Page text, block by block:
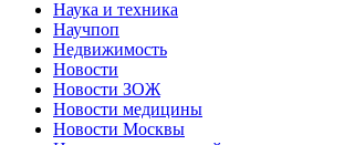
Наука и техника
Научпоп
Недвижимость
Новости
Новости ЗОЖ
Новости медицины
Новости Москвы